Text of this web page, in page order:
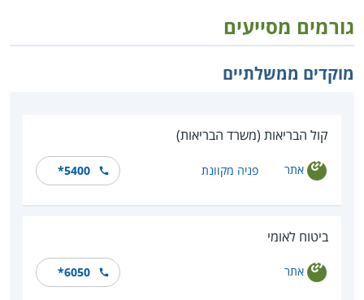
גורמים מסייעים
מוקדים ממשלתיים
קול הבריאות (משרד הבריאות)
אתר פניה מקוונת *5400
ביטוח לאומי
אתר *6050